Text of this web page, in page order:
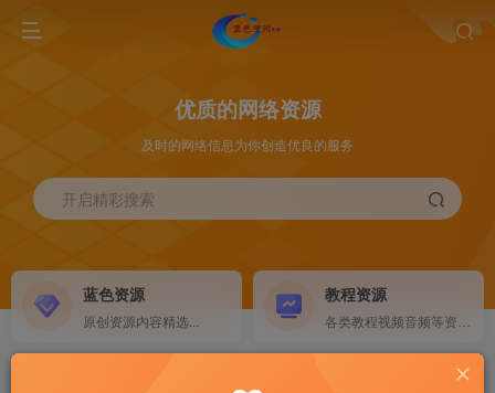
优质的网络资源
及时的网络信息为你创造优良的服务
开启精彩搜索
蓝色资源
原创资源内容精选...
教程资源